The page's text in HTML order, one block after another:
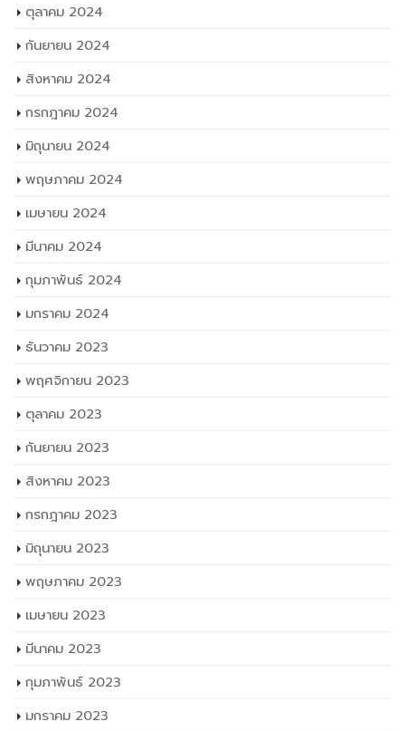
ตุลาคม 2024
กันยายน 2024
สิงหาคม 2024
กรกฎาคม 2024
มิถุนายน 2024
พฤษภาคม 2024
เมษายน 2024
มีนาคม 2024
กุมภาพันธ์ 2024
มกราคม 2024
ธันวาคม 2023
พฤศจิกายน 2023
ตุลาคม 2023
กันยายน 2023
สิงหาคม 2023
กรกฎาคม 2023
มิถุนายน 2023
พฤษภาคม 2023
เมษายน 2023
มีนาคม 2023
กุมภาพันธ์ 2023
มกราคม 2023